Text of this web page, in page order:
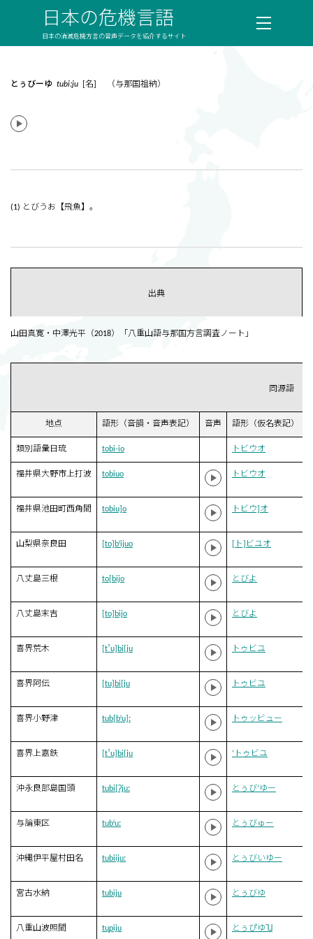
日本の危機言語
日本の消滅危機方言の音声データを紹介するサイト
とぅびーゆ tubiːju [名] （与那国祖納）
(1) とびうお【飛魚】。
出典
山田真寛・中澤光平（2018）「八重山語与那国方言調査ノート」
同源語
地点 語形（音韻・音声表記） 音声 語形（仮名表記）
類別語彙日琉 tobi-io トビウオ
福井県大野市上打波 tobiuo トビウオ
福井県池田町西角間 tobiu]o トビウ]オ
山梨県奈良田 [to]bʲijuo [ト]ビユオ
八丈島三根 to[bijo とびよ
八丈島末吉 [to]bijo とびよ
喜界荒木 [tˀu]bi[ju トゥビユ
喜界阿伝 [tu]bi[ju トゥビユ
喜界小野津 tub[bʲu]ː トゥッビュー
喜界上嘉鉄 [tˀu]bi[ju ‘トゥビユ
沖永良部島国頭 tubi[ʔjuː とぅび‘ゆー
与論東区 tubʲuː とぅびゅー
沖縄伊平屋村田名 tubiijuː とぅびいゆー
宮古水納 tubiju とぅびゆ
八重山波照間 tu̥piju とぅぴゆ˥˩